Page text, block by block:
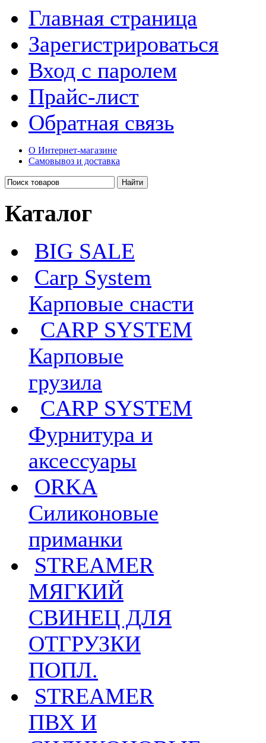
Главная страница
Зарегистрироваться
Вход с паролем
Прайс-лист
Обратная связь
О Интернет-магазине
Самовывоз и доставка
Каталог
BIG SALE
Carp System
Карповые снасти
CARP SYSTEM
Карповые
грузила
CARP SYSTEM
Фурнитура и
аксессуары
ORKA
Силиконовые
приманки
STREAMER
МЯГКИЙ
СВИНЕЦ ДЛЯ
ОТГРУЗКИ
ПОПЛ.
STREAMER
ПВХ И